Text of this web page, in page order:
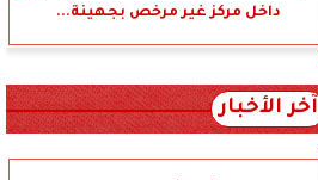
داخل مركز غير مرخص بجهينة...
آخر الأخبار